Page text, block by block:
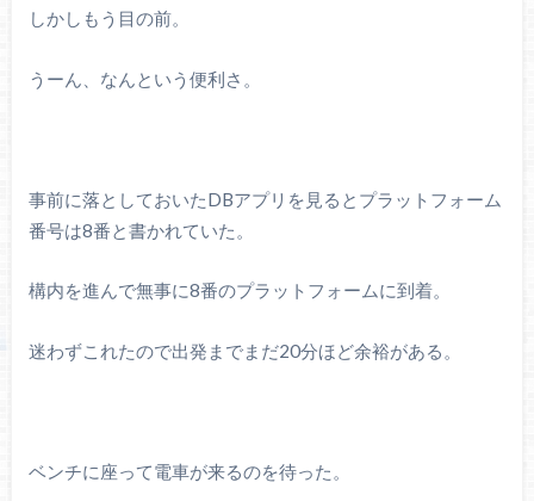
しかしもう目の前。
うーん、なんという便利さ。
事前に落としておいたDBアプリを見るとプラットフォーム
番号は8番と書かれていた。
構内を進んで無事に8番のプラットフォームに到着。
迷わずこれたので出発までまだ20分ほど余裕がある。
ベンチに座って電車が来るのを待った。